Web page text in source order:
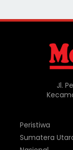
Jl.
Peristiwa
Sumatera